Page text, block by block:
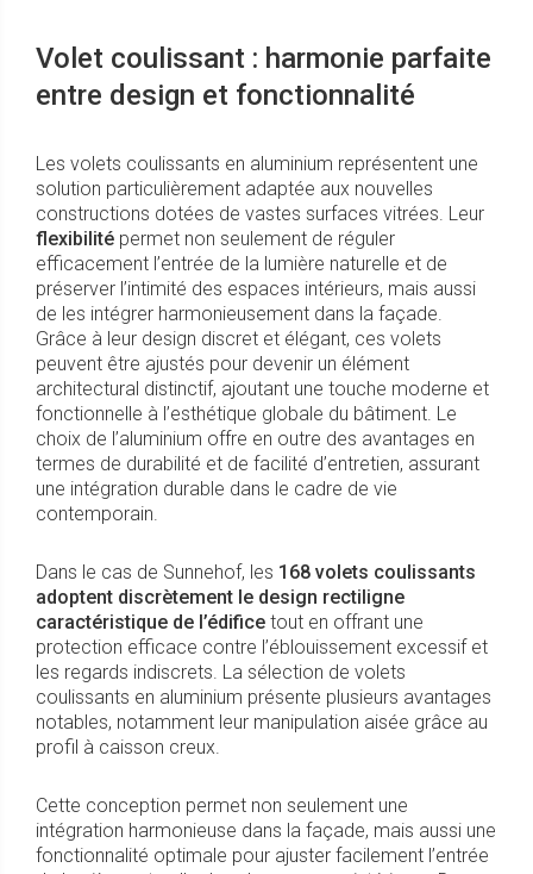
Volet coulissant : harmonie parfaite
entre design et fonctionnalité
Les volets coulissants en aluminium représentent une
solution particulièrement adaptée aux nouvelles
constructions dotées de vastes surfaces vitrées. Leur
flexibilité permet non seulement de réguler
efficacement l’entrée de la lumière naturelle et de
préserver l’intimité des espaces intérieurs, mais aussi
de les intégrer harmonieusement dans la façade.
Grâce à leur design discret et élégant, ces volets
peuvent être ajustés pour devenir un élément
architectural distinctif, ajoutant une touche moderne et
fonctionnelle à l’esthétique globale du bâtiment. Le
choix de l’aluminium offre en outre des avantages en
termes de durabilité et de facilité d’entretien, assurant
une intégration durable dans le cadre de vie
contemporain.
Dans le cas de Sunnehof, les 168 volets coulissants
adoptent discrètement le design rectiligne
caractéristique de l’édifice tout en offrant une
protection efficace contre l’éblouissement excessif et
les regards indiscrets. La sélection de volets
coulissants en aluminium présente plusieurs avantages
notables, notamment leur manipulation aisée grâce au
profil à caisson creux.
Cette conception permet non seulement une
intégration harmonieuse dans la façade, mais aussi une
fonctionnalité optimale pour ajuster facilement l’entrée